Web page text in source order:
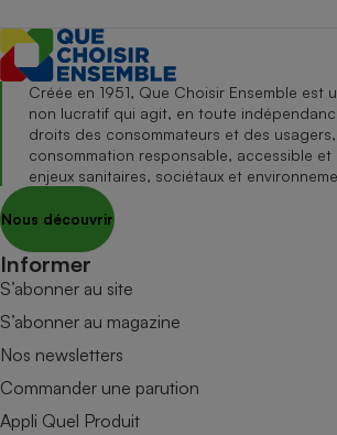
Créée en 1951, Que Choisir Ensemble est
non lucratif qui agit, en toute
droits des consommateurs et des
consommation responsable, accessible et
enjeux sanitaires, sociétaux et
Nous découvrir
Informer
S’abonner au site
S’abonner au magazine
Nos newsletters
Commander une parution
Appli Quel Produit